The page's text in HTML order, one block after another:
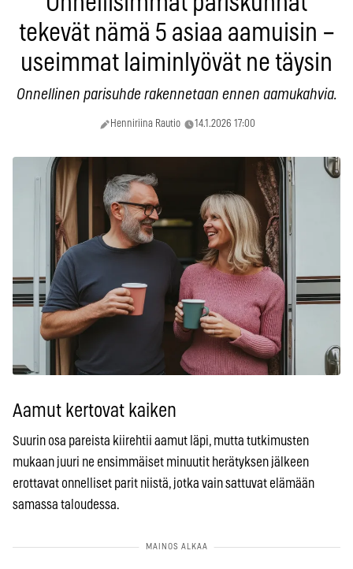
tekevät nämä 5 asiaa aamuisin –
useimmat laiminlyövät ne täysin
Onnellinen parisuhde rakennetaan ennen aamukahvia.
Henniriina Rautio 14.1.2026 17:00
Aamut kertovat kaiken
Suurin osa pareista kiirehtii aamut läpi, mutta tutkimusten
mukaan juuri ne ensimmäiset minuutit herätyksen jälkeen
erottavat onnelliset parit niistä, jotka vain sattuvat elämään
samassa taloudessa.